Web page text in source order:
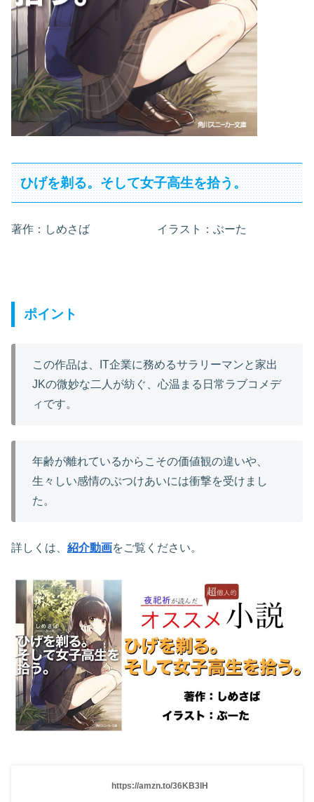
ひげを剃る。そして女子高生を拾う。
著作：しめさば イラスト：ぶーた
ポイント
この作品は、IT企業に務めるサラリーマンと家出
JKの微妙な二人が紡ぐ、心温まる日常ラブコメデ
ィです。
年齢が離れているからこその価値観の違いや、
生々しい感情のぶつけあいには衝撃を受けまし
た。
詳しくは、 紹介動画をご覧ください。
https://amzn.to/36KB3lH